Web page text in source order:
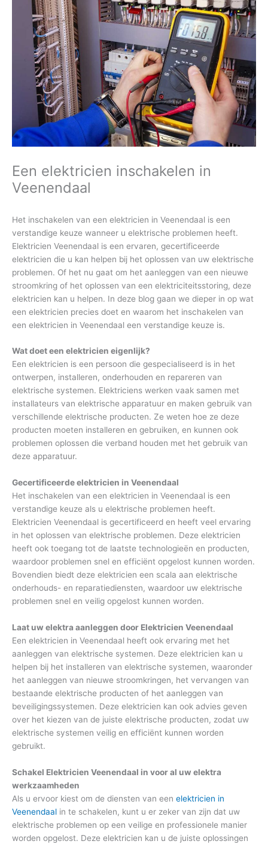
Een elektricien inschakelen in
Veenendaal
Het inschakelen van een elektricien in Veenendaal is een
verstandige keuze wanneer u elektrische problemen heeft.
Elektricien Veenendaal is een ervaren, gecertificeerde
elektricien die u kan helpen bij het oplossen van uw elektrische
problemen. Of het nu gaat om het aanleggen van een nieuwe
stroomkring of het oplossen van een elektriciteitsstoring, deze
elektricien kan u helpen. In deze blog gaan we dieper in op wat
een elektricien precies doet en waarom het inschakelen van
een elektricien in Veenendaal een verstandige keuze is.
Wat doet een elektricien eigenlijk?
Een elektricien is een persoon die gespecialiseerd is in het
ontwerpen, installeren, onderhouden en repareren van
elektrische systemen. Elektriciens werken vaak samen met
installateurs van elektrische apparatuur en maken gebruik van
verschillende elektrische producten. Ze weten hoe ze deze
producten moeten installeren en gebruiken, en kunnen ook
problemen oplossen die verband houden met het gebruik van
deze apparatuur.
Gecertificeerde elektricien in Veenendaal
Het inschakelen van een elektricien in Veenendaal is een
verstandige keuze als u elektrische problemen heeft.
Elektricien Veenendaal is gecertificeerd en heeft veel ervaring
in het oplossen van elektrische problemen. Deze elektricien
heeft ook toegang tot de laatste technologieën en producten,
waardoor problemen snel en efficiënt opgelost kunnen worden.
Bovendien biedt deze elektricien een scala aan elektrische
onderhouds- en reparatiediensten, waardoor uw elektrische
problemen snel en veilig opgelost kunnen worden.
Laat uw elektra aanleggen door Elektricien Veenendaal
Een elektricien in Veenendaal heeft ook ervaring met het
aanleggen van elektrische systemen. Deze elektricien kan u
helpen bij het installeren van elektrische systemen, waaronder
het aanleggen van nieuwe stroomkringen, het vervangen van
bestaande elektrische producten of het aanleggen van
beveiligingssystemen. Deze elektricien kan ook advies geven
over het kiezen van de juiste elektrische producten, zodat uw
elektrische systemen veilig en efficiënt kunnen worden
gebruikt.
Schakel Elektricien Veenendaal in voor al uw elektra
werkzaamheden
Als u ervoor kiest om de diensten van een elektricien in
Veenendaal in te schakelen, kunt u er zeker van zijn dat uw
elektrische problemen op een veilige en professionele manier
worden opgelost. Deze elektricien kan u de juiste oplossingen